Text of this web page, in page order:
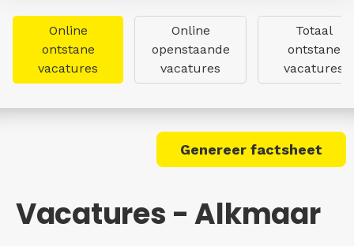
Online
ontstane
vacatures
Online
openstaande
vacatures
Totaal
ontstane
vacatures
Genereer factsheet
Vacatures - Alkmaar